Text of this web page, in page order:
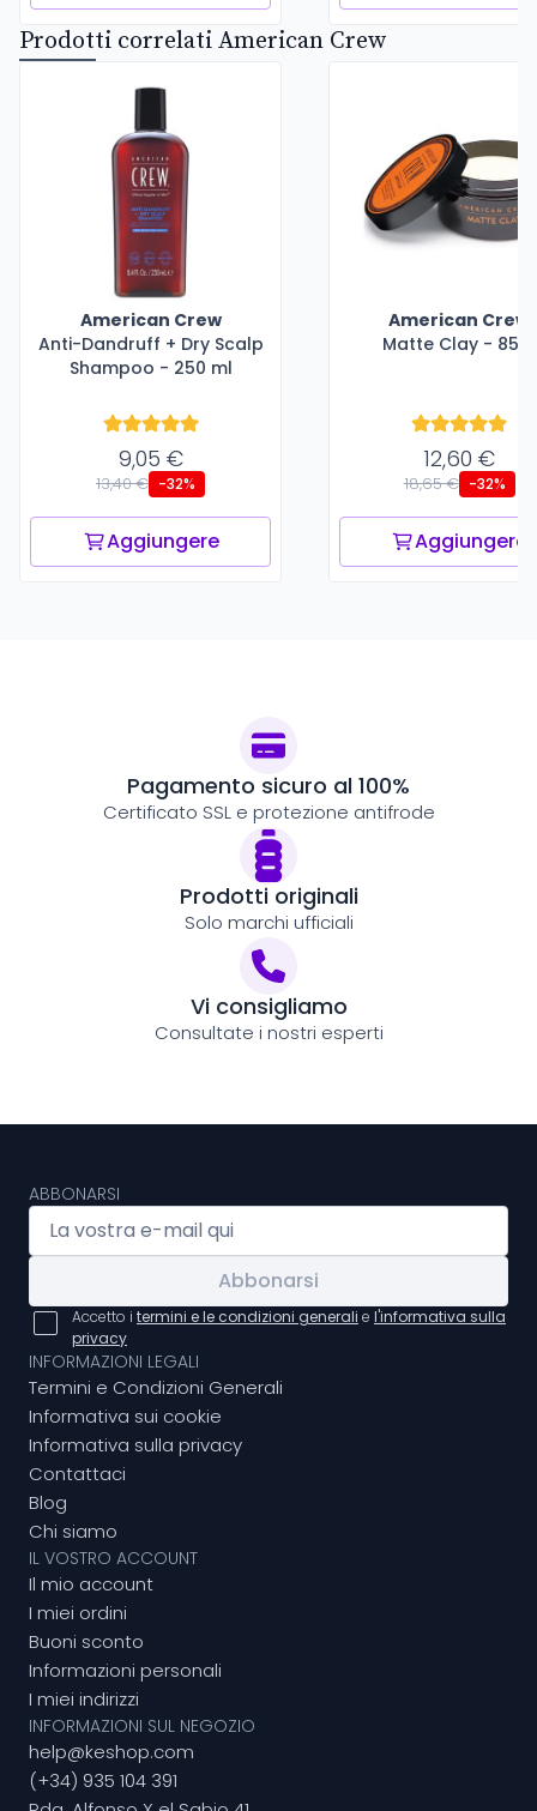
Prodotti correlati American Crew
American Crew
Anti-Dandruff + Dry Scalp
Shampoo - 250 ml
9,05 €
13,40 € -32%
Aggiungere
American Crew
Matte Clay - 85 g
12,60 €
18,65 € -32%
Aggiungere
Pagamento sicuro al 100%
Certificato SSL e protezione antifrode
Prodotti originali
Solo marchi ufficiali
Vi consigliamo
Consultate i nostri esperti
ABBONARSI
Abbonarsi
Accetto i termini e le condizioni generali e l'informativa sulla
privacy
INFORMAZIONI LEGALI
Termini e Condizioni Generali
Informativa sui cookie
Informativa sulla privacy
Contattaci
Blog
Chi siamo
IL VOSTRO ACCOUNT
Il mio account
I miei ordini
Buoni sconto
Informazioni personali
I miei indirizzi
INFORMAZIONI SUL NEGOZIO
help@keshop.com
(+34) 935 104 391